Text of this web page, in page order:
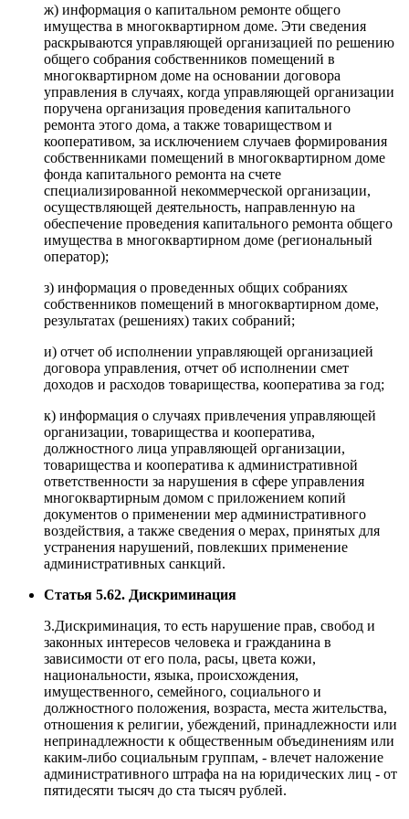
ж) информация о капитальном ремонте общего
имущества в многоквартирном доме. Эти сведения
раскрываются управляющей организацией по решению
общего собрания собственников помещений в
многоквартирном доме на основании договора
управления в случаях, когда управляющей организации
поручена организация проведения капитального
ремонта этого дома, а также товариществом и
кооперативом, за исключением случаев формирования
собственниками помещений в многоквартирном доме
фонда капитального ремонта на счете
специализированной некоммерческой организации,
осуществляющей деятельность, направленную на
обеспечение проведения капитального ремонта общего
имущества в многоквартирном доме (региональный
оператор);
з) информация о проведенных общих собраниях
собственников помещений в многоквартирном доме,
результатах (решениях) таких собраний;
и) отчет об исполнении управляющей организацией
договора управления, отчет об исполнении смет
доходов и расходов товарищества, кооператива за год;
к) информация о случаях привлечения управляющей
организации, товарищества и кооператива,
должностного лица управляющей организации,
товарищества и кооператива к административной
ответственности за нарушения в сфере управления
многоквартирным домом с приложением копий
документов о применении мер административного
воздействия, а также сведения о мерах, принятых для
устранения нарушений, повлекших применение
административных санкций.
Статья 5.62. Дискриминация
3.Дискриминация, то есть нарушение прав, свобод и
законных интересов человека и гражданина в
зависимости от его пола, расы, цвета кожи,
национальности, языка, происхождения,
имущественного, семейного, социального и
должностного положения, возраста, места жительства,
отношения к религии, убеждений, принадлежности или
непринадлежности к общественным объединениям или
каким-либо социальным группам, - влечет наложение
административного штрафа на на юридических лиц - от
пятидесяти тысяч до ста тысяч рублей.